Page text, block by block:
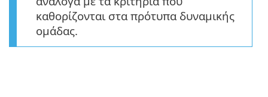
καθορίζονται στα πρότυπα δυναμικής
ομάδας.